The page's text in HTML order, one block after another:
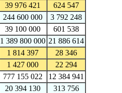
39 976 421
624 547
244 600 000
3 792 248
39 100 000
601 538
1 389 800 000 21 886 614
1 814 397
28 346
1 427 000
22 294
777 155 022
12 384 941
20 394 130
313 756